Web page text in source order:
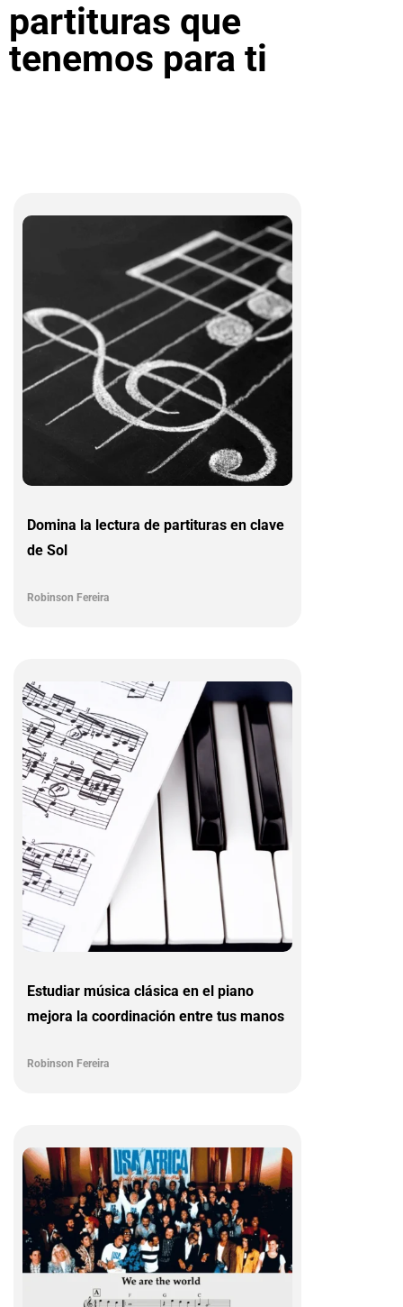
partituras que
tenemos para ti
Domina la lectura de partituras en clave
de Sol
Robinson Fereira
Estudiar música clásica en el piano
mejora la coordinación entre tus manos
Robinson Fereira